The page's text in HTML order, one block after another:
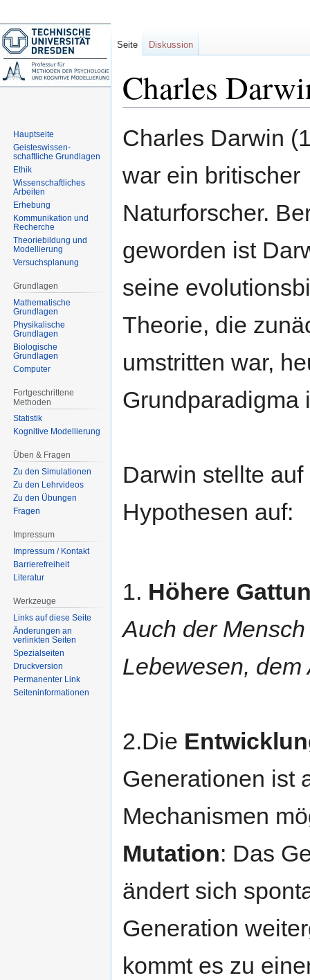
Charles
Navigation
Suche
Charles Darwin
war ein britischer
Naturforscher.
geworden ist
seine
Theorie, die
umstritten war,
Grundparadigma
Darwin stellte
Hypothesen auf:
1. Höhere
Auch der Mensch
Lebewesen, dem
2.Die
Generationen ist
Mechanismen
Mutation: Das
ändert sich
Generation
kommt es zu
Seite Diskussion
Hauptseite
Geisteswissen-
schaftliche Grundlagen
Ethik
Wissenschaftliches
Arbeiten
Erhebung
Kommunikation und
Recherche
Theoriebildung und
Modellierung
Versuchsplanung
Grundlagen
Mathematische
Grundlagen
Physikalische
Grundlagen
Biologische
Grundlagen
Computer
Fortgeschrittene
Methoden
Statistik
Kognitive Modellierung
Üben & Fragen
Zu den Simulationen
Zu den Lehrvideos
Zu den Übungen
Fragen
Impressum
Impressum / Kontakt
Barrierefreiheit
Literatur
Werkzeuge
Links auf diese Seite
Änderungen an
verlinkten Seiten
Spezialseiten
Druckversion
Permanenter Link
Seiten­informationen